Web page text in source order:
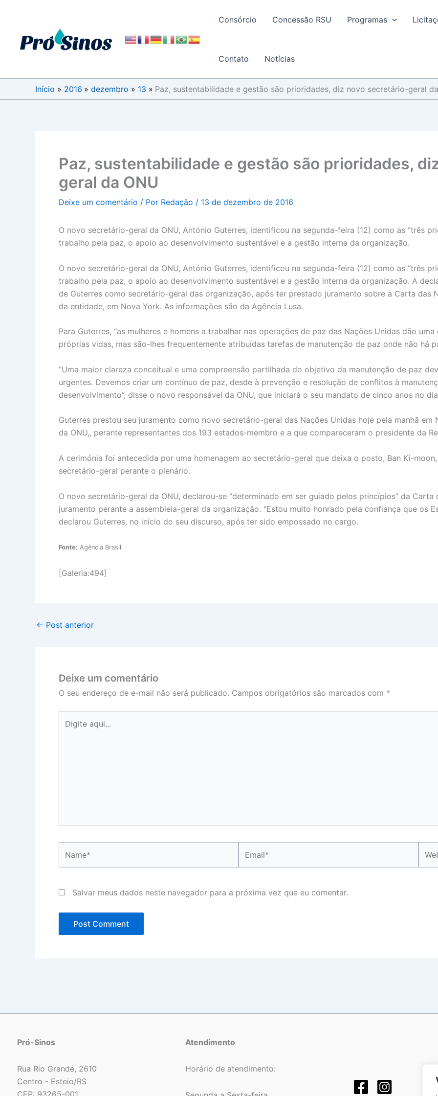
conteúdo
Consórcio Concessão RSU Programas
Contato Notícias
Início 2016 dezembro 13 Paz, sustentabilidade e gestão são prioridades, diz novo secretário-geral
Paz, sustentabilidade e gestão são prioridades,
geral da ONU
Deixe um comentário / Por Redação / 13 de dezembro de 2016
O novo secretário-geral da ONU, António Guterres, identificou na segunda-feira (12) como as “três
trabalho pela paz, o apoio ao desenvolvimento sustentável e a gestão interna da organização.
O novo secretário-geral da ONU, António Guterres, identificou na segunda-feira (12) como as “três
trabalho pela paz, o apoio ao desenvolvimento sustentável e a gestão interna da organização. A
de Guterres como secretário-geral das organização, após ter prestado juramento sobre a Carta das
da entidade, em Nova York. As informações são da Agência Lusa.
Para Guterres, “as mulheres e homens a trabalhar nas operações de paz das Nações Unidas dão
próprias vidas, mas são-lhes frequentemente atribuídas tarefas de manutenção de paz onde não há
“Uma maior clareza conceitual e uma compreensão partilhada do objetivo da manutenção de paz
urgentes. Devemos criar um contínuo de paz, desde à prevenção e resolução de conflitos à
desenvolvimento”, disse o novo responsável da ONU, que iniciará o seu mandato de cinco anos no
Guterres prestou seu juramento como novo secretário-geral das Nações Unidas hoje pela manhã em
da ONU,, perante representantes dos 193 estados-membro e a que compareceram o presidente da
A cerimónia foi antecedida por uma homenagem ao secretário-geral que deixa o posto, Ban Ki-
secretário-geral perante o plenário.
O novo secretário-geral da ONU, declarou-se “determinado em ser guiado pelos princípios” da
juramento perante a assembleia-geral da organização. “Estou muito honrado pela confiança que os
declarou Guterres, no início do seu discurso, após ter sido empossado no cargo.
Fonte: Agência Brasil
[Galeria:494]
← Post anterior
Deixe um comentário
O seu endereço de e-mail não será publicado. Campos obrigatórios são marcados com *
aqui...
Salvar meus dados neste navegador para a próxima vez que eu comentar.
Pró-Sinos
Rua Rio Grande, 2610
Centro - Esteio/RS
CEP: 93265-001
Atendimento
Horário de atendimento: